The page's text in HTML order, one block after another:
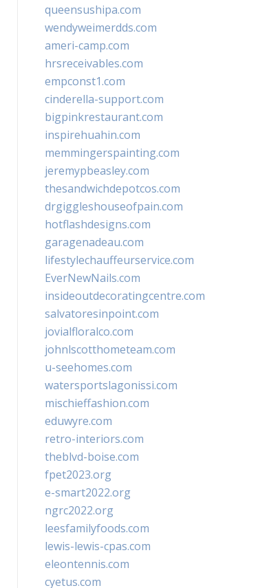
queensushipa.com
wendyweimerdds.com
ameri-camp.com
hrsreceivables.com
empconst1.com
cinderella-support.com
bigpinkrestaurant.com
inspirehuahin.com
memmingerspainting.com
jeremypbeasley.com
thesandwichdepotcos.com
drgiggleshouseofpain.com
hotflashdesigns.com
garagenadeau.com
lifestylechauffeurservice.com
EverNewNails.com
insideoutdecoratingcentre.com
salvatoresinpoint.com
jovialfloralco.com
johnlscotthometeam.com
u-seehomes.com
watersportslagonissi.com
mischieffashion.com
eduwyre.com
retro-interiors.com
theblvd-boise.com
fpet2023.org
e-smart2022.org
ngrc2022.org
leesfamilyfoods.com
lewis-lewis-cpas.com
eleontennis.com
cyetus.com